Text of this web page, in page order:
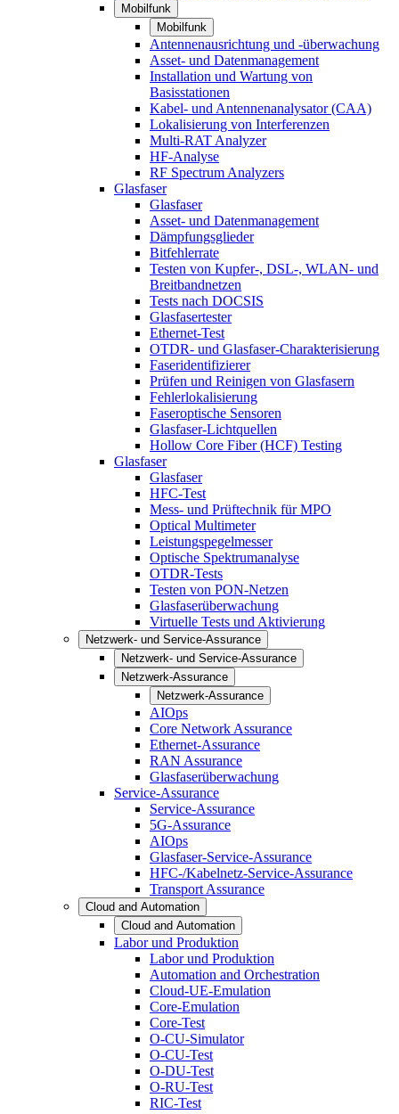
Mobilfunk
Mobilfunk
Antennenausrichtung und -überwachung
Asset- und Datenmanagement
Installation und Wartung von
Basisstationen
Kabel- und Antennenanalysator (CAA)
Lokalisierung von Interferenzen
Multi-RAT Analyzer
HF-Analyse
RF Spectrum Analyzers
Glasfaser
Glasfaser
Asset- und Datenmanagement
Dämpfungsglieder
Bitfehlerrate
Testen von Kupfer-, DSL-, WLAN- und
Breitbandnetzen
Tests nach DOCSIS
Glasfasertester
Ethernet-Test
OTDR- und Glasfaser-Charakterisierung
Faseridentifizierer
Prüfen und Reinigen von Glasfasern
Fehlerlokalisierung
Faseroptische Sensoren
Glasfaser-Lichtquellen
Hollow Core Fiber (HCF) Testing
Glasfaser
Glasfaser
HFC-Test
Mess- und Prüftechnik für MPO
Optical Multimeter
Leistungspegelmesser
Optische Spektrumanalyse
OTDR-Tests
Testen von PON-Netzen
Glasfaserüberwachung
Virtuelle Tests und Aktivierung
Netzwerk- und Service-Assurance
Netzwerk- und Service-Assurance
Netzwerk-Assurance
Netzwerk-Assurance
AIOps
Core Network Assurance
Ethernet-Assurance
RAN Assurance
Glasfaserüberwachung
Service-Assurance
Service-Assurance
5G-Assurance
AIOps
Glasfaser-Service-Assurance
HFC-/Kabelnetz-Service-Assurance
Transport Assurance
Cloud and Automation
Cloud and Automation
Labor und Produktion
Labor und Produktion
Automation and Orchestration
Cloud-UE-Emulation
Core-Emulation
Core-Test
O-CU-Simulator
O-CU-Test
O-DU-Test
O-RU-Test
RIC-Test